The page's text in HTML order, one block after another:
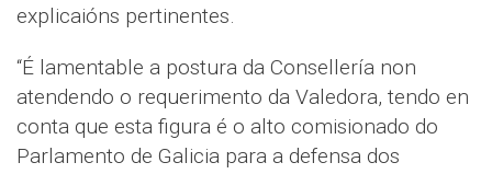
explicaións pertinentes.
“É lamentable a postura da Consellería non
atendendo o requerimento da Valedora, tendo en
conta que esta figura é o alto comisionado do
Parlamento de Galicia para a defensa dos